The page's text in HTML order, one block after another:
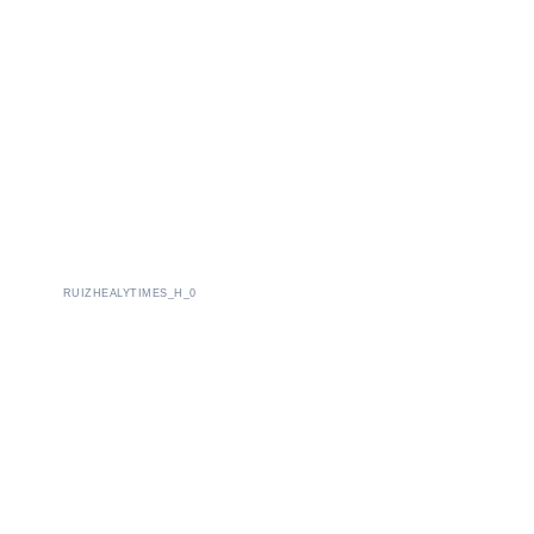
RUIZHEALYTIMES_H_0